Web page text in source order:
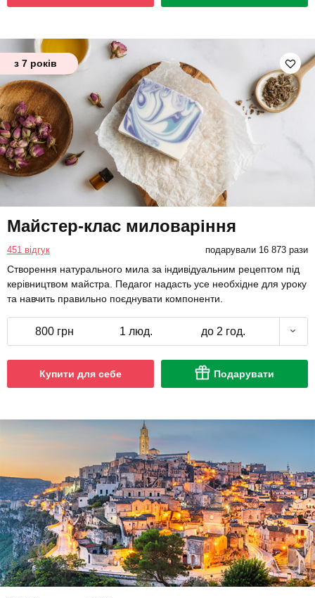
з 7 років
Майстер-клас миловаріння
451 відгук подарували 16 873 рази
Створення натурального мила за індивідуальним рецептом під
керівництвом майстра. Педагог надасть усе необхідне для уроку
та навчить правильно поєднувати компоненти.
800 грн 1 люд. до 2 год.
Купити для себе Подарувати